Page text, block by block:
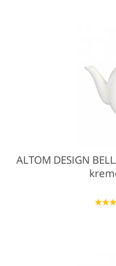
ALTOM DESIGN
1 2